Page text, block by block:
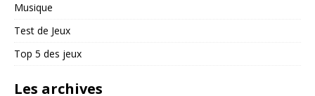
Musique
Test de Jeux
Top 5 des jeux
Les archives